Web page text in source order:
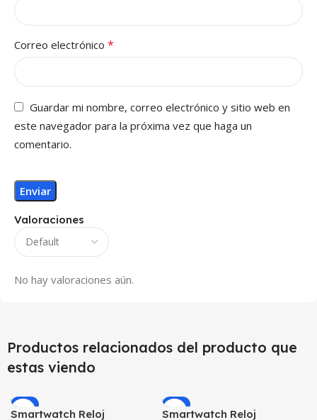
Valoraciones
No hay valoraciones aún.
Correo electrónico *
Guardar mi nombre, correo electrónico y sitio web en
este navegador para la próxima vez que haga un
comentario.
Productos relacionados del producto que
estas viendo
-9%
Smartwatch Reloj
-9%
Smartwatch Reloj